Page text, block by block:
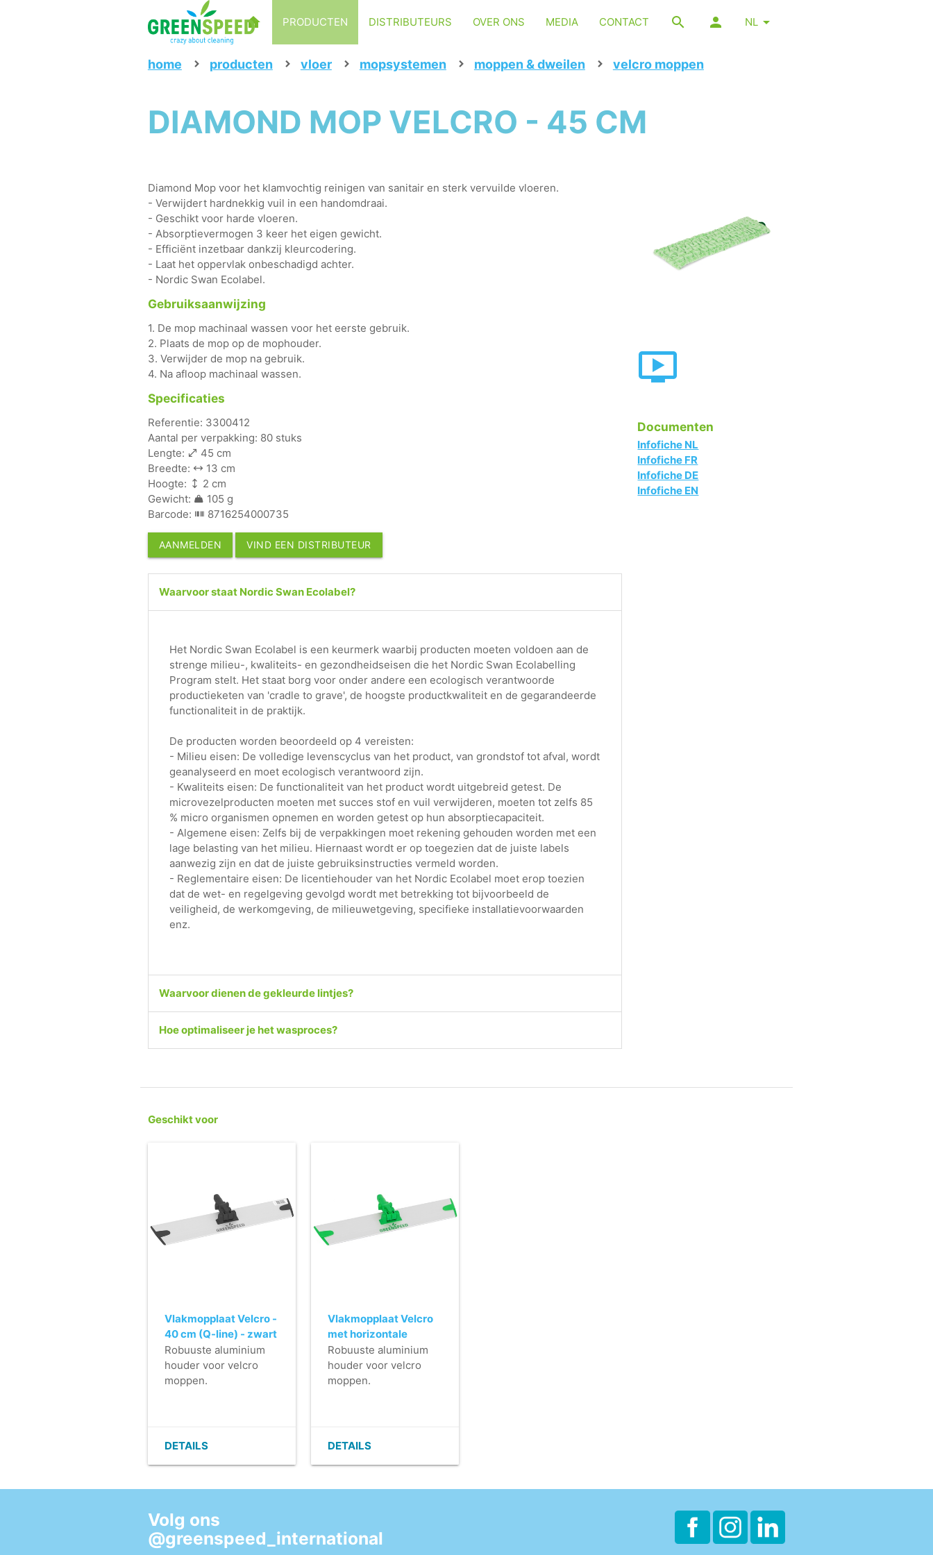
NL
PRODUCTEN DISTRIBUTEURS OVER ONS MEDIA CONTACT
home producten vloer mopsystemen moppen & dweilen velcro moppen
DIAMOND MOP VELCRO - 45 CM
Documenten
Infofiche NL
Infofiche FR
Infofiche DE
Infofiche EN
Diamond Mop voor het klamvochtig reinigen van sanitair en sterk vervuilde vloeren.
- Verwijdert hardnekkig vuil in een handomdraai.
- Geschikt voor harde vloeren.
- Absorptievermogen 3 keer het eigen gewicht.
- Efficiënt inzetbaar dankzij kleurcodering.
- Laat het oppervlak onbeschadigd achter.
- Nordic Swan Ecolabel.
Gebruiksaanwijzing
1. De mop machinaal wassen voor het eerste gebruik.
2. Plaats de mop op de mophouder.
3. Verwijder de mop na gebruik.
4. Na afloop machinaal wassen.
Specificaties
Referentie: 3300412
Aantal per verpakking: 80 stuks
Lengte:
45 cm
Breedte:
13 cm
Hoogte:
2 cm
Gewicht:
105 g
Barcode:
8716254000735
AANMELDEN VIND EEN DISTRIBUTEUR
Waarvoor staat Nordic Swan Ecolabel?
Het Nordic Swan Ecolabel is een keurmerk waarbij producten moeten voldoen aan de
strenge milieu-, kwaliteits- en gezondheidseisen die het Nordic Swan Ecolabelling
Program stelt. Het staat borg voor onder andere een ecologisch verantwoorde
productieketen van 'cradle to grave', de hoogste productkwaliteit en de gegarandeerde
functionaliteit in de praktijk.
De producten worden beoordeeld op 4 vereisten:
- Milieu eisen: De volledige levenscyclus van het product, van grondstof tot afval, wordt
geanalyseerd en moet ecologisch verantwoord zijn.
- Kwaliteits eisen: De functionaliteit van het product wordt uitgebreid getest. De
microvezelproducten moeten met succes stof en vuil verwijderen, moeten tot zelfs 85
% micro organismen opnemen en worden getest op hun absorptiecapaciteit.
- Algemene eisen: Zelfs bij de verpakkingen moet rekening gehouden worden met een
lage belasting van het milieu. Hiernaast wordt er op toegezien dat de juiste labels
aanwezig zijn en dat de juiste gebruiksinstructies vermeld worden.
- Reglementaire eisen: De licentiehouder van het Nordic Ecolabel moet erop toezien
dat de wet- en regelgeving gevolgd wordt met betrekking tot bijvoorbeeld de
veiligheid, de werkomgeving, de milieuwetgeving, specifieke installatievoorwaarden
enz.
Waarvoor dienen de gekleurde lintjes?
Hoe optimaliseer je het wasproces?
Geschikt voor
Vlakmopplaat Velcro -
40 cm (Q-line) - zwart
Robuuste aluminium
houder voor velcro
moppen.
- Makkelijk te reinigen.
vervangen.
fixatie.
DETAILS
Vlakmopplaat Velcro
met horizontale
fixatie (Q-line) - 40
cm
Robuuste aluminium
houder voor velcro
moppen.
- Makkelijk te reinigen.
vervangen.
DETAILS
Volg ons
@greenspeed_international